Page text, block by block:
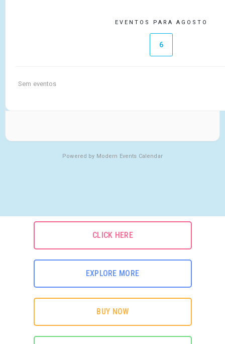
EVENTOS PARA AGOSTO
6
Sem eventos
Powered by Modern Events Calendar
CLICK HERE
EXPLORE MORE
BUY NOW